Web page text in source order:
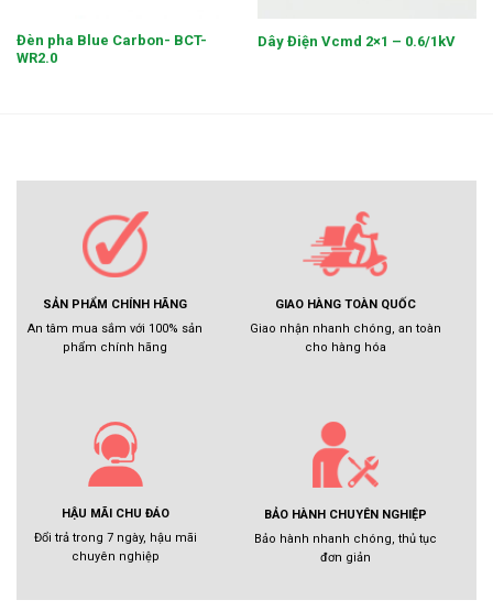
Đèn pha Blue Carbon- BCT-
WR2.0
Dây Điện Vcmd 2×1 – 0.6/1kV
SẢN PHẨM CHÍNH HÃNG
An tâm mua sắm với 100% sản
phẩm chính hãng
GIAO HÀNG TOÀN QUỐC
Giao nhận nhanh chóng, an toàn
cho hàng hóa
HẬU MÃI CHU ĐÁO
Đổi trả trong 7 ngày, hậu mãi
chuyên nghiệp
BẢO HÀNH CHUYÊN NGHIỆP
Bảo hành nhanh chóng, thủ tục
đơn giản